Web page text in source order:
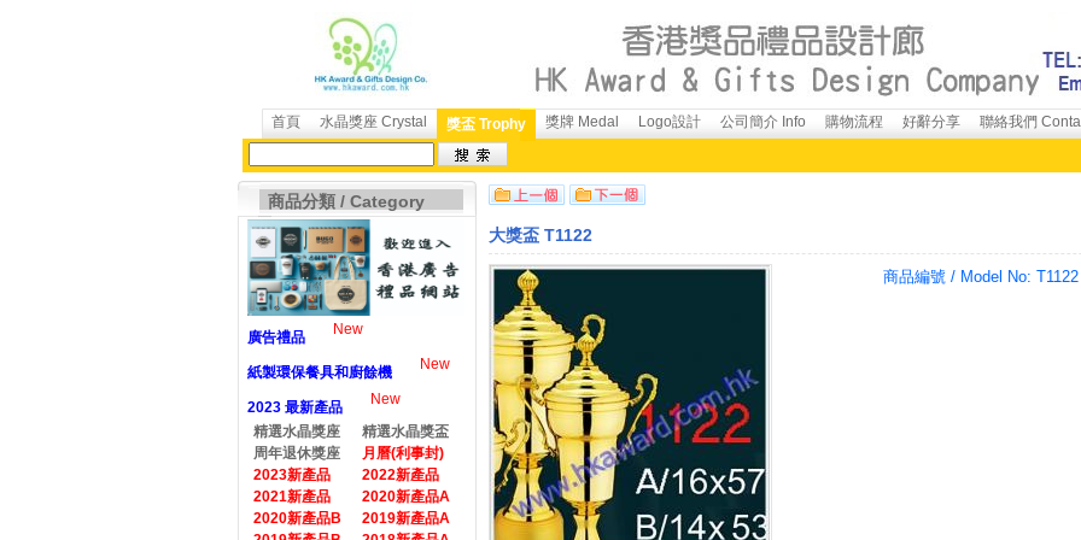
首頁 水晶獎座 Crystal 獎盃 Trophy 獎牌 Medal Logo設計 公司簡介 Info 購物流程 好辭分享 聯絡我們
商品分類 / Category
廣告禮品 New
紙製環保餐具和廚餘機 New
2023 最新產品
New
精選水晶獎座
精選水晶獎盃
周年退休獎座
月曆(利事封)
2023新產品
2022新產品
2021新產品
2020新產品A
2020新產品B
2019新產品A
大獎盃 T1122
商品編號 / Model No: T1122